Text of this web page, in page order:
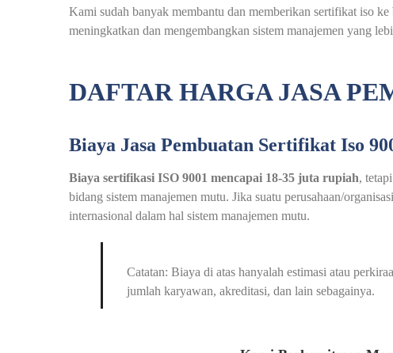
Kami sudah banyak membantu dan memberikan sertifikat iso
meningkatkan dan mengembangkan sistem manajemen yang
DAFTAR HARGA JASA
Biaya Jasa Pembuatan Sertifikat Iso
Biaya sertifikasi ISO 9001 mencapai 18-35 juta rupiah,
bidang sistem manajemen mutu. Jika suatu perusahaan/
internasional dalam hal sistem manajemen mutu.
Catatan: Biaya di atas hanyalah estimasi atau
jumlah karyawan, akreditasi, dan lain sebagainya.